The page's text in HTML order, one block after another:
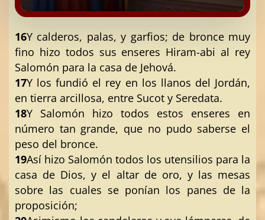
16Y calderos, palas, y garfios; de bronce muy
fino hizo todos sus enseres Hiram-abi al rey
Salomón para la casa de Jehová.
17Y los fundió el rey en los llanos del Jordán,
en tierra arcillosa, entre Sucot y Seredata.
18Y Salomón hizo todos estos enseres en
número tan grande, que no pudo saberse el
peso del bronce.
19Así hizo Salomón todos los utensilios para la
casa de Dios, y el altar de oro, y las mesas
sobre las cuales se ponían los panes de la
proposición;